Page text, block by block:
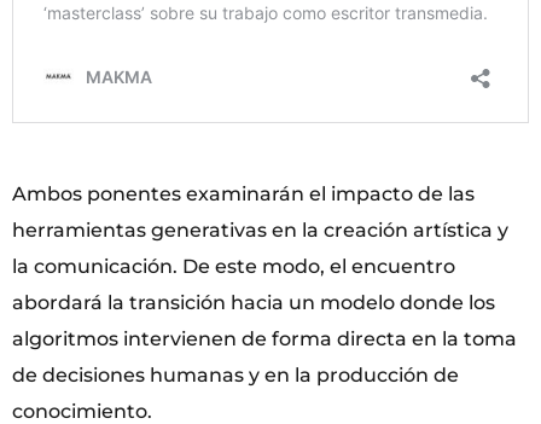
Ambos ponentes examinarán el impacto de las
herramientas generativas en la creación artística y
la comunicación. De este modo, el encuentro
abordará la transición hacia un modelo donde los
algoritmos intervienen de forma directa en la toma
de decisiones humanas y en la producción de
conocimiento.